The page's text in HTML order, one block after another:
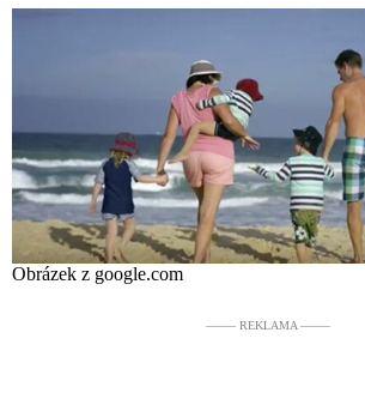
Obrázek z google.com
––––– REKLAMA –––––